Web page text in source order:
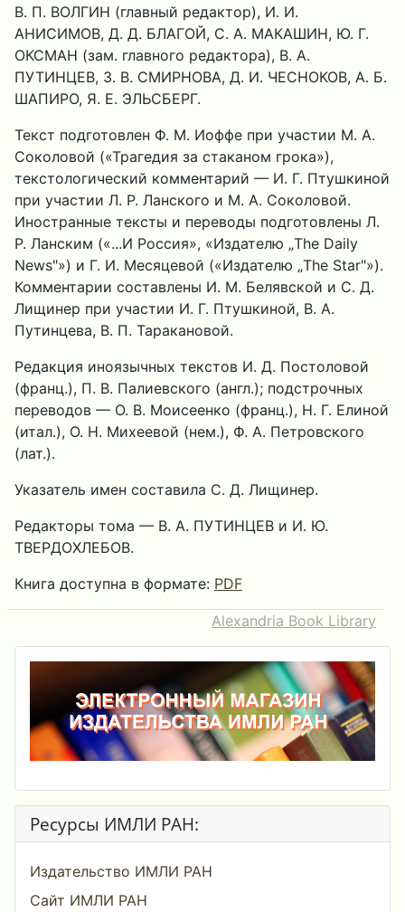
В. П. ВОЛГИН (главный редактор), И. И.
АНИСИМОВ, Д. Д. БЛАГОЙ, С. А. МАКАШИН, Ю. Г.
ОКСМАН (зам. главного редактора), В. А.
ПУТИНЦЕВ, З. В. СМИРНОВА, Д. И. ЧЕСНОКОВ, А. Б.
ШАПИРО, Я. Е. ЭЛЬСБЕРГ.
Текст подготовлен Ф. М. Иоффе при участии М. А.
Соколовой («Трагедия за стаканом грока»),
текстологический комментарий — И. Г. Птушкиной
при участии Л. Р. Ланского и М. А. Соколовой.
Иностранные тексты и переводы подготовлены Л.
Р. Ланским («...И Россия», «Издателю „The Daily
News"») и Г. И. Месяцевой («Издателю „The Star"»).
Комментарии составлены И. М. Белявской и С. Д.
Лищинер при участии И. Г. Птушкиной, В. А.
Путинцева, В. П. Таракановой.
Редакция иноязычных текстов И. Д. Постоловой
(франц.), П. В. Палиевского (англ.); подстрочных
переводов — О. В. Моисеенко (франц.), Н. Г. Елиной
(итал.), О. Н. Михеевой (нем.), Ф. А. Петровского
(лат.).
Указатель имен составила С. Д. Лищинер.
Редакторы тома — В. А. ПУТИНЦЕВ и И. Ю.
ТВЕРДОХЛЕБОВ.
Книга доступна в формате: PDF
Alexandria Book Library
Ресурсы ИМЛИ РАН:
Издательство ИМЛИ РАН
Сайт ИМЛИ РАН